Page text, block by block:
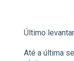
Último
Até a última